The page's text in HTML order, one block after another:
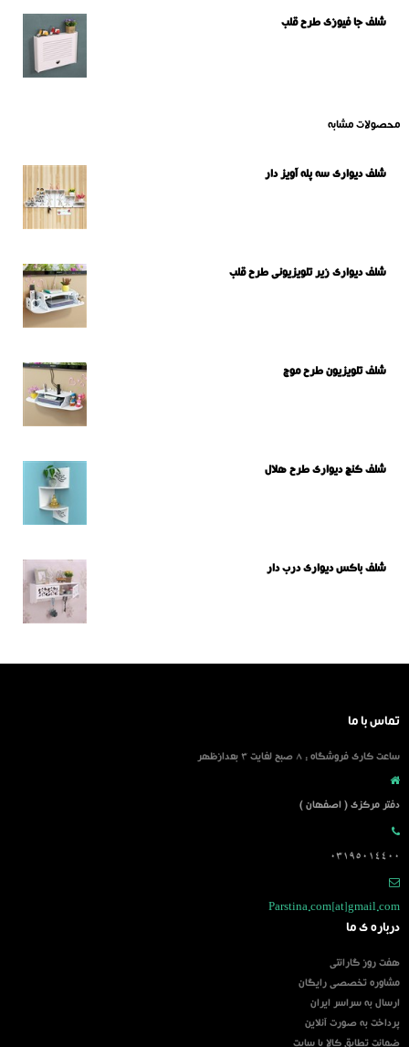
شلف جا فیوزی طرح قلب
محصولات مشابه
شلف دیواری سه پله آویز دار
شلف دیواری زیر تلویزیونی طرح قلب
شلف تلویزیون طرح موج
شلف کنج دیواری طرح هلال
شلف باکس دیواری درب دار
تماس با ما
ساعت کاری فروشگاه : 8 صبح لغایت 3 بعدازظهر
دفتر مرکزی ( اصفهان )
03195014400
Parstina.com[at]gmail.com
درباره ی ما
هفت روز گارانتی
مشاوره تخصصی رایگان
ارسال به سراسر ایران
پرداخت به صورت آنلاین
ضمانت تطابق کالا با سایت